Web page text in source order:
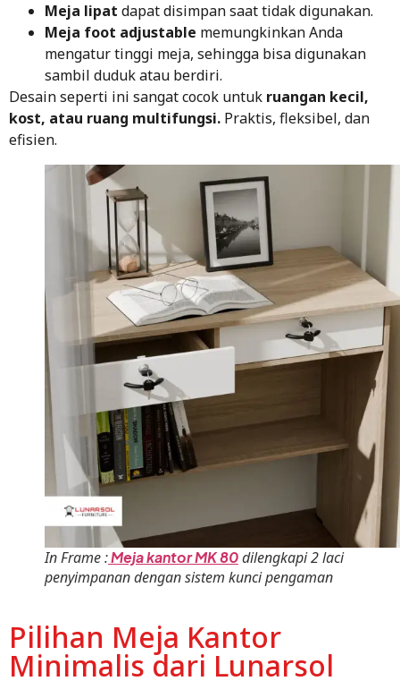
Meja lipat dapat disimpan saat tidak digunakan.
Meja foot adjustable memungkinkan Anda
mengatur tinggi meja, sehingga bisa digunakan
sambil duduk atau berdiri.
Desain seperti ini sangat cocok untuk ruangan kecil,
kost, atau ruang multifungsi. Praktis, fleksibel, dan
efisien.
In Frame :Meja kantor MK 80dilengkapi 2 laci
penyimpanan dengan sistem kunci pengaman
Pilihan Meja Kantor
Minimalis dari Lunarsol